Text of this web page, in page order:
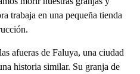
trabaja en una pequeña tienda
afueras de Faluya, una ciudad
historia similar. Su granja de